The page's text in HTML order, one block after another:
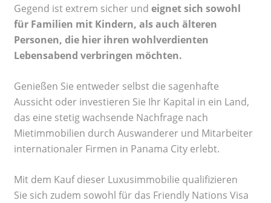
Gegend ist extrem sicher und eignet sich sowohl
für Familien mit Kindern, als auch älteren
Personen, die hier ihren wohlverdienten
Lebensabend verbringen möchten.
Genießen Sie entweder selbst die sagenhafte
Aussicht oder investieren Sie Ihr Kapital in ein Land,
das eine stetig wachsende Nachfrage nach
Mietimmobilien durch Auswanderer und Mitarbeiter
internationaler Firmen in Panama City erlebt.
Mit dem Kauf dieser Luxusimmobilie qualifizieren
Sie sich zudem sowohl für das Friendly Nations Visa